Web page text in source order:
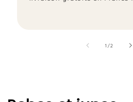
1 /de2